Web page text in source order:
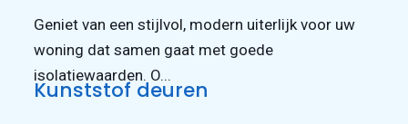
Geniet van een stijlvol, modern uiterlijk voor uw
woning dat samen gaat met goede
isolatiewaarden. O...
Kunststof deuren